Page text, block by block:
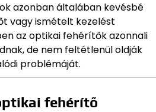
azonban általában kevésbé
vagy ismételt kezelést
az optikai fehérítők azonnali
de nem feltétlenül oldják
problémáját.
fehérítő